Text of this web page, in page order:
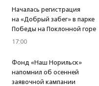
Началась регистрация
на «Добрый забег» в парке
Победы на Поклонной горе
17:00
Фонд «Наш Норильск»
напомнил об осенней
заявочной кампании